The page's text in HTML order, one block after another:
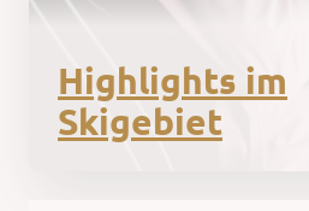
Highlights im
Skigebiet